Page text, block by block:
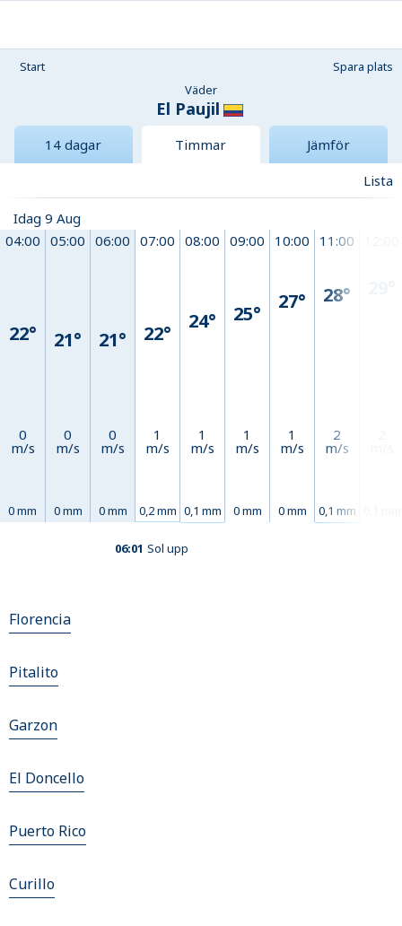
Start
Spara plats
Väder
El Paujil
14 dagar Timmar
Jämför
Lista
Idag 9 Aug
04:00
22°
0
m/s
0 mm
05:00
21°
0
m/s
0 mm
06:00
21°
0
m/s
0 mm
07:00
22°
1
m/s
0,2 mm
08:00
24°
1
m/s
0,1 mm
09:00
25°
1
m/s
0 mm
10:00
27°
1
m/s
0 mm
11:00
28°
2
m/s
0,1 mm
06:01 Sol upp
Florencia
Pitalito
Garzon
El Doncello
Puerto Rico
Curillo